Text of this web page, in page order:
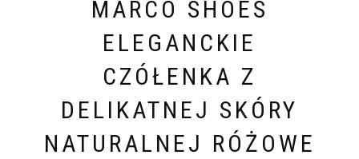
MARCO SHOES
ELEGANCKIE
CZÓŁENKA Z
DELIKATNEJ SKÓRY
NATURALNEJ RÓŻOWE